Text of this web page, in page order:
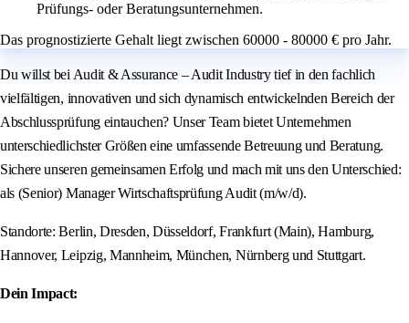
Prüfungs- oder Beratungsunternehmen.
Das prognostizierte Gehalt liegt zwischen 60000 - 80000 € pro Jahr.
Du willst bei Audit & Assurance – Audit Industry tief in den fachlich
vielfältigen, innovativen und sich dynamisch entwickelnden Bereich der
Abschlussprüfung eintauchen? Unser Team bietet Unternehmen
unterschiedlichster Größen eine umfassende Betreuung und Beratung.
Sichere unseren gemeinsamen Erfolg und mach mit uns den Unterschied:
als (Senior) Manager Wirtschaftsprüfung Audit (m/w/d).
Standorte: Berlin, Dresden, Düsseldorf, Frankfurt (Main), Hamburg,
Hannover, Leipzig, Mannheim, München, Nürnberg und Stuttgart.
Dein Impact: